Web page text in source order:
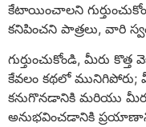
కేటాయించాలని
కనిపించని పాత్రలు, వారి
గుర్తుంచుకోండి, మీరు
కేవలం కథలో మునిగిపోరు;
కనుగొనడానికి మరియు
అనుభవించడానికి ప్రయాణాన్ని